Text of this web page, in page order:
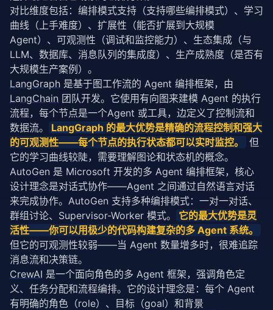
        key =
f"{agent_id}:{task_id}"
if key not in self.snapshots:
return None
        snapshots =
self.snapshots[key]
if len(snapshots) <= steps:
return
None
        target = snapshots[-(steps +
1)]
return
target.state.copy()
def get_audit_trail(self, agent_id: str,
"""获取完整的审计轨迹"""
        key =
f"{agent_id}:{task_id}"
if key not self
.snapshots:
return
[]
return [
            {
"timestamp": s.timestamp,
"state_keys"
: list(s.state.keys())
            }
for s in self.snapshots[key]
        ]
对比维度包括：编排模式支持（支持哪些编排模式）、学习
曲线（上手难度）、扩展性（能否扩展到大规模
Agent）、可观测性（调试和监控能力）、生态集成（与
LLM、数据库、消息队列的集成度）、生产成熟度（是否有
大规模生产案例）。
LangGraph
LangChain 团队开发。它使用有向图来建模 Agent 的执行
流程，每个节点是一个Agent 或工具，边定义了控制流和
数据流。
LangGraph 的最大优势是精确的流程控制和强大
的可观测性——每个节点的执行状态都可以实时监控。
但
它的学习曲线较陡，需要理解图论和状态机的概念。
AutoGen 是 Microsoft 开发的多 Agent 编排框架，核心
设计理念是对话式协作——Agent 之间通过自然语言对话
来完成协作。AutoGen 支持多种编排模式：一对一对话、
群组讨论、Supervisor-Worker 模式。
它的最大优势是灵
活性——你可以用极少的代码构建复杂的多 Agent 系统。
但它的可观测性较弱——当 Agent 数量增多时，很难追踪
消息流和决策链。
CrewAI 是一个面向角色的多 Agent 框架，强调角色定
义、任务分配和流程编排。它的设计理念是：每个 Agent
有明确的角色（role）、目标（goal）和背景